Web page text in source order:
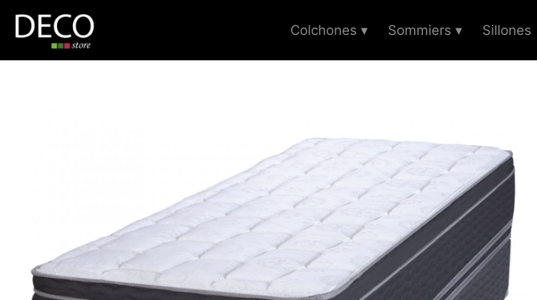
Colchones ▾ Sommiers ▾ Sillones